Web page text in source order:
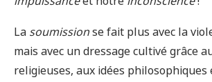
La soumissionse fait plus avec la
mais avec un dressage cultivé grâce
religieuses, aux idées philosophiques